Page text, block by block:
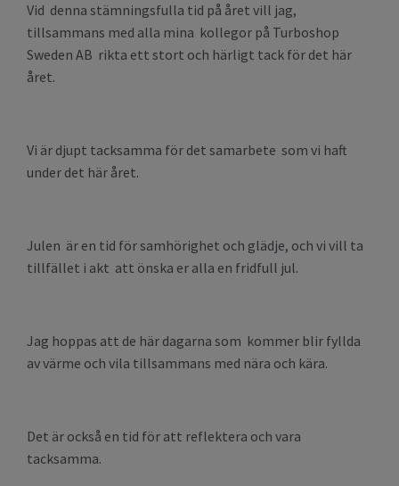
Vid denna stämningsfulla tid på året vill jag,
tillsammans med alla mina kollegor på Turboshop
Sweden AB rikta ett stort och härligt tack för det här
året.
Vi är djupt tacksamma för det samarbete som vi haft
under det här året.
Julen är en tid för samhörighet och glädje, och vi vill ta
tillfället i akt att önska er alla en fridfull jul.
Jag hoppas att de här dagarna som kommer blir fyllda
av värme och vila tillsammans med nära och kära.
Det är också en tid för att reflektera och vara
tacksamma.